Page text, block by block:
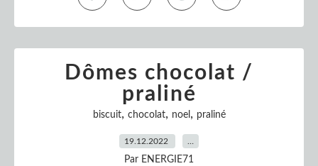
Dômes chocolat /
praliné
biscuit, chocolat, noel, praliné
19.12.2022
Par ENERGIE71